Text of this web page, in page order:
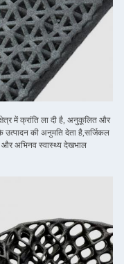
क्षेत्र में क्रांति ला दी है, अनुकूलित और
उत्पादन की अनुमति देता है,सर्जिकल
और अभिनव स्वास्थ्य देखभाल